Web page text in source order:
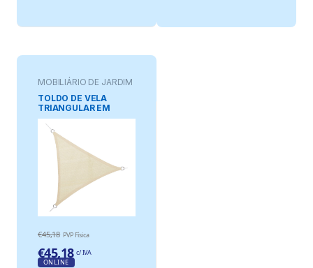
MOBILIÁRIO DE JARDIM
TOLDO DE VELA
TRIANGULAR EM
HDPE BEGE 5 x 5 x 5 m
€45,18 PVP Física
€45,18 c/ IVA
ONLINE